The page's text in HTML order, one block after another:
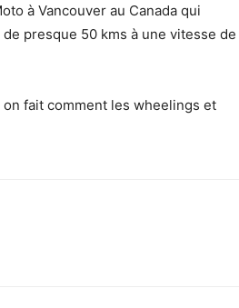
à Vancouver au Canada qui
presque 50 kms à une vitesse de
fait comment les wheelings et